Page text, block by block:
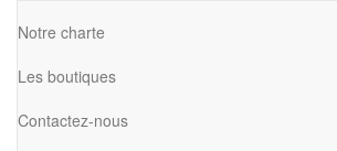
Notre charte
Les boutiques
Contactez-nous